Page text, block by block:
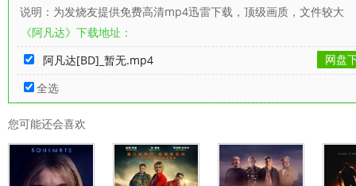
说明：为发烧友提供免费高清mp4迅雷下载，顶级画质，文件较大
《阿凡达》下载地址：
阿凡达[BD]_暂无.mp4
网盘
全选
您可能还会喜欢